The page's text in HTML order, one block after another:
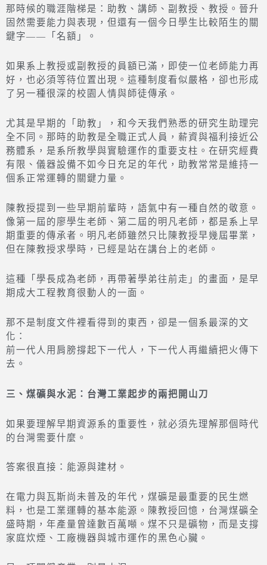
那時候的職涯階梯是：助教、講師、副教授、教授。晉升
固然需要能力與表現，但還有一個今日學生比較陌生的關
鍵字——「名額」。
如果系上教授或副教授的員額已滿，即使一位老師能力再
好，也必須等待位置出現。這種制度看似嚴格，卻也形成
了另一種很深的校園人情與師徒傳承。
尤其是早期的「助教」，和今天我們熟悉的研究生助理完
全不同。那時的助教是全職正式人員，薪資與福利接近公
務體系，是系所教學與實驗運作的重要支柱。在研究經費
有限、儀器設備不如今日充足的年代，助教常常是維持一
個系正常運轉的關鍵力量。
陳教授提到一些早期前輩時，語氣中有一種自然的敬意。
像第一屆的廖學生老師、第二屆的明凡老師，都是系上早
期重要的傳承者。明凡老師雖然只比陳教授早幾屆畢業，
但在陳教授求學時，已經是站在講台上的老師。
這種「學長成為老師，再帶著學弟往前走」的畫面，是早
期成大工程教育很動人的一面。
那不是制度文件裡看得到的東西，卻是一個系最深的文
化：
前一代人用肩膀撐起下一代人，下一代人再繼續把火傳下
去。
三、煤礦與水泥：台灣工業起步的兩把開山刀
如果要理解早期資源系的重要性，就必須先理解那個時代
的台灣需要什麼。
答案很直接：能源與建材。
在電力與瓦斯尚未普及的年代，煤礦是最重要的民生燃
料，也是工業運轉的基本能源。陳教授回憶，台灣煤礦全
盛時期，年產量曾達數百萬噸。煤不只是礦物，而是支撐
家庭炊煙、工廠機器與城市運作的黑色心臟。